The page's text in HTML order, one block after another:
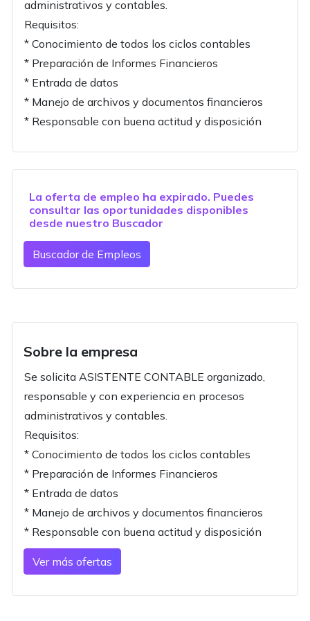
administrativos y contables.
Requisitos:
* Conocimiento de todos los ciclos contables
* Preparación de Informes Financieros
* Entrada de datos
* Manejo de archivos y documentos financieros
* Responsable con buena actitud y disposición
La oferta de empleo ha expirado. Puedes
consultar las oportunidades disponibles
desde nuestro Buscador
Buscador de Empleos
Sobre la empresa
Se solicita ASISTENTE CONTABLE organizado,
responsable y con experiencia en procesos
administrativos y contables.
Requisitos:
* Conocimiento de todos los ciclos contables
* Preparación de Informes Financieros
* Entrada de datos
* Manejo de archivos y documentos financieros
* Responsable con buena actitud y disposición
Ver más ofertas